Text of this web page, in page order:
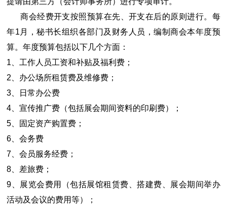
商会经费开支按照预算在先、开支在后的原则进行。每
年1月，秘书长组织各部门及财务人员，编制商会本年度预
算。年度预算包括以下几个方面：
1、工作人员工资和补贴及福利费；
2、办公场所租赁费及维修费；
3、日常办公费
4、宣传推广费（包括展会期间资料的印刷费）；
5、固定资产购置费；
6、会务费
7、会员服务经费；
8、差旅费；
9、展览会费用（包括展馆租赁费、搭建费、展会期间举办
活动及会议的费用等）；